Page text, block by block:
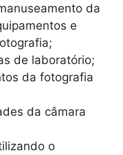
da
e
de laboratório;
da fotografia
da câmara
o